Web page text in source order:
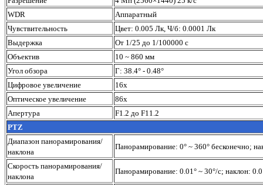
WDR
Аппаратный
Чувствительность
Цвет: 0.005 Лк, Ч/б: 0.0001 Лк
Выдержка
От 1/25 до 1/100000 с
Объектив
10 ~ 860 мм
Угол обзора
Г: 38.4° - 0.48°
Цифровое увеличение
16x
Оптическое увеличение
86x
Апертура
F1.2 до F11.2
PTZ
Диапазон панорамирования/
наклона
Панорамирование: 0° ~ 360° бесконечно;
Скорость панорамирования/
наклона
Панорамирование: 0.01° ~ 30°/с; наклон: